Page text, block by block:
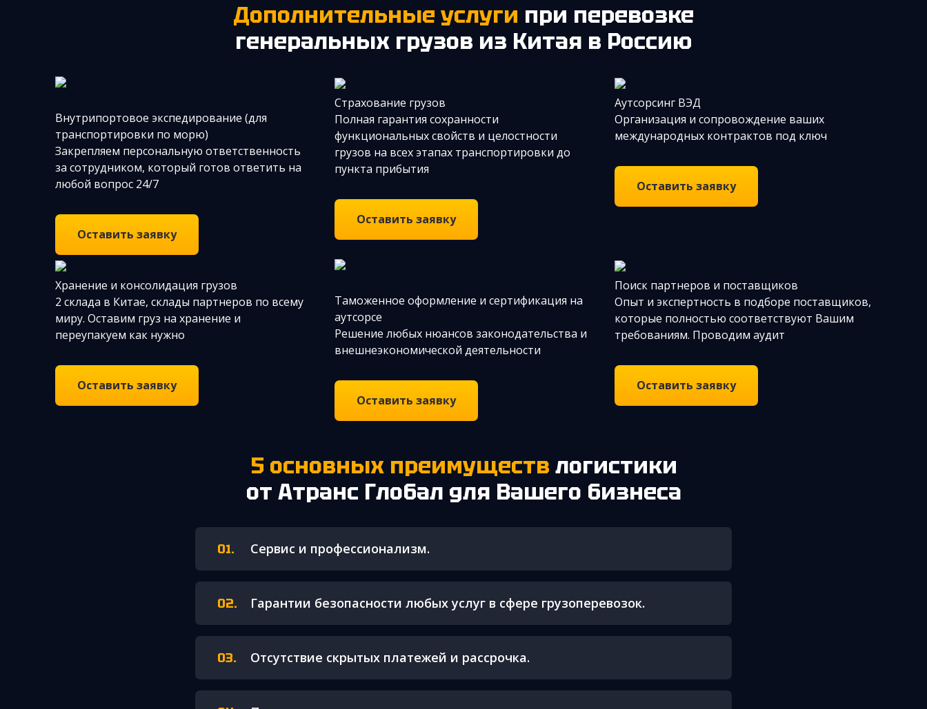
Дополнительные услуги при перевозке
генеральных грузов из Китая в Россию
Внутрипортовое экспедирование (для
транспортировки по морю)
Закрепляем персональную ответственность
за сотрудником, который готов ответить на
любой вопрос 24/7
Оставить заявку
Страхование грузов
Полная гарантия сохранности
функциональных свойств и целостности
грузов на всех этапах транспортировки до
пункта прибытия
Оставить заявку
Аутсорсинг ВЭД
Организация и сопровождение ваших
международных контрактов под ключ
Оставить заявку
Хранение и консолидация грузов
2 склада в Китае, склады партнеров по всему
миру. Оставим груз на хранение и
переупакуем как нужно
Оставить заявку
Таможенное оформление и сертификация на
аутсорсе
Решение любых нюансов законодательства и
внешнеэкономической деятельности
Оставить заявку
Поиск партнеров и поставщиков
Опыт и экспертность в подборе поставщиков,
которые полностью соответствуют Вашим
требованиям. Проводим аудит
Оставить заявку
5 основных преимуществ логистики
от Атранс Глобал для Вашего бизнеса
Сервис и профессионализм.
Гарантии безопасности любых услуг в сфере грузоперевозок.
Отсутствие скрытых платежей и рассрочка.